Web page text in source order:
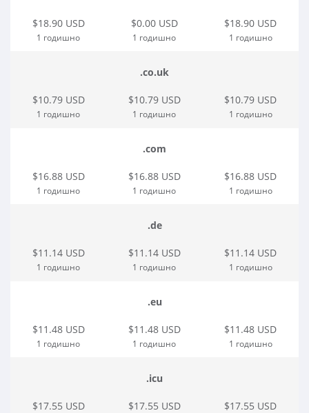
$18.90 USD
1 годишно
$0.00 USD
1 годишно
$18.90 USD
1 годишно
.co.uk
$10.79 USD
1 годишно
$10.79 USD
1 годишно
$10.79 USD
1 годишно
.com
$16.88 USD
1 годишно
$16.88 USD
1 годишно
$16.88 USD
1 годишно
.de
$11.14 USD
1 годишно
$11.14 USD
1 годишно
$11.14 USD
1 годишно
.eu
$11.48 USD
1 годишно
$11.48 USD
1 годишно
$11.48 USD
1 годишно
.icu
$17.55 USD $17.55 USD $17.55 USD